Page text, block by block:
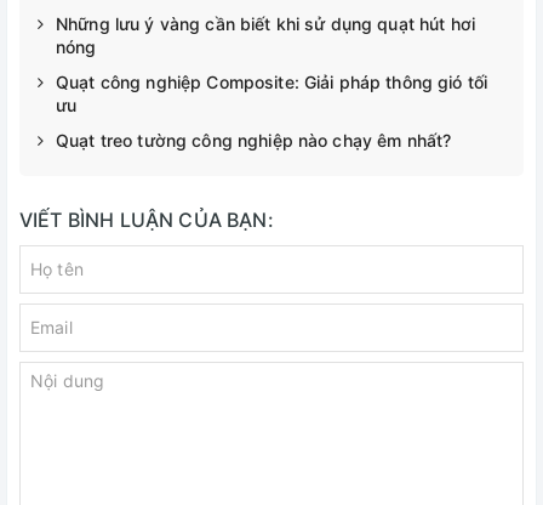
Những lưu ý vàng cần biết khi sử dụng quạt hút hơi
nóng
Quạt công nghiệp Composite: Giải pháp thông gió tối
ưu
Quạt treo tường công nghiệp nào chạy êm nhất?
VIẾT BÌNH LUẬN CỦA BẠN: